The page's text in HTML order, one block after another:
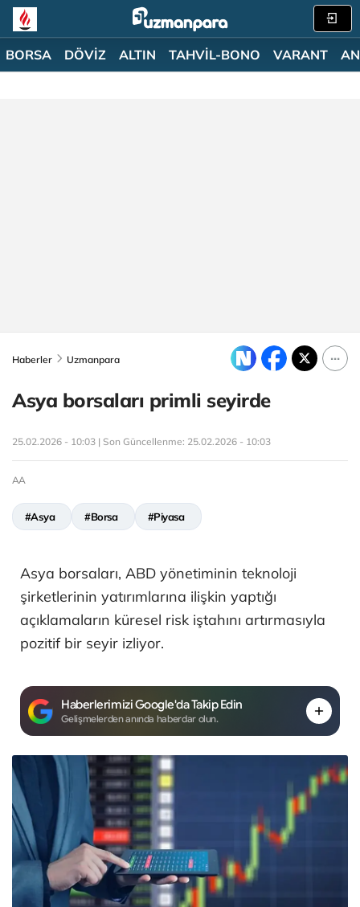
BORSA DÖVİZ ALTIN TAHVİL-BONO VARANT
Haberler Uzmanpara
Asya borsaları primli seyirde
25.02.2026 - 10:03 | Son Güncellenme: 25.02.2026 - 10:03
AA
#Asya #Borsa #Piyasa
Asya borsaları, ABD yönetiminin teknoloji
şirketlerinin yatırımlarına ilişkin yaptığı
açıklamaların küresel risk iştahını artırmasıyla
pozitif bir seyir izliyor.
Haberlerimizi Google'da Takip Edin
Gelişmelerden anında haberdar olun.